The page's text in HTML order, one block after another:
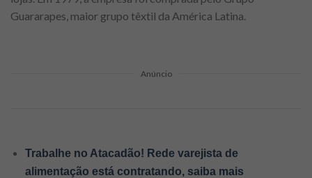
Guararapes, maior grupo têxtil da América Latina.
Anúncio
Trabalhe no Atacadão! Rede varejista de
alimentação está contratando, saiba mais